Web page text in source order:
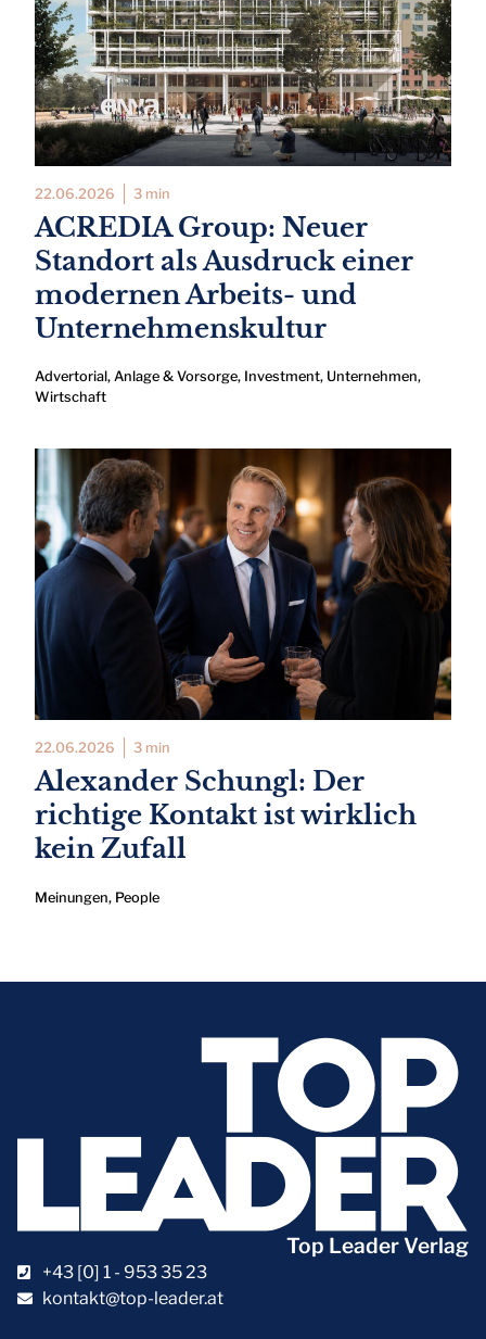
22.06.2026 3 min
ACREDIA Group: Neuer
Standort als Ausdruck einer
modernen Arbeits- und
Unternehmenskultur
Advertorial, Anlage & Vorsorge, Investment, Unternehmen,
Wirtschaft
22.06.2026 3 min
Alexander Schungl: Der
richtige Kontakt ist wirklich
kein Zufall
Meinungen, People
Top Leader Verlag
+43 [0] 1 - 953 35 23
kontakt@top-leader.at